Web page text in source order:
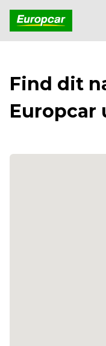
Find dit
Europcar